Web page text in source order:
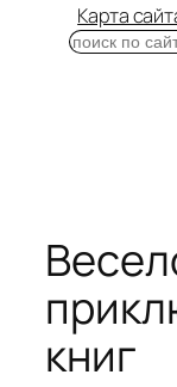
Карта
Поиск
книг